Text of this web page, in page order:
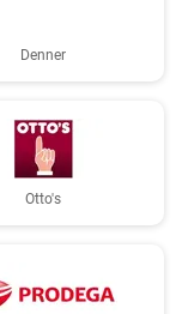
Denner
Otto's